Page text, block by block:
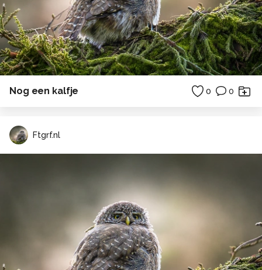
Nog een kalfje 0 0
Ftgrf.nl